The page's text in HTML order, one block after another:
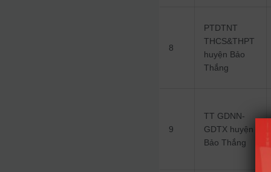
8
PTDTNT
THCS&THPT
huyện Bảo
Thắng
9
TT GDNN-
GDTX huyện
Bảo Thắng